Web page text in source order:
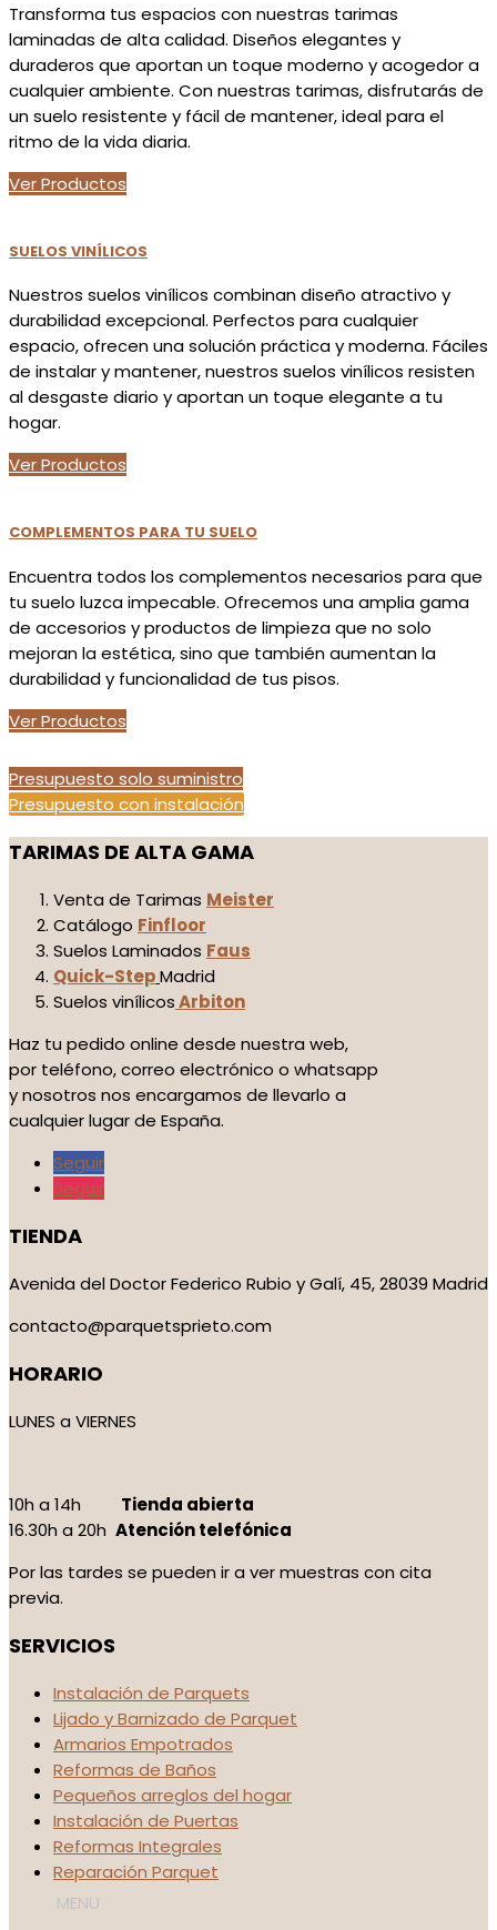
Transforma tus espacios con nuestras tarimas
laminadas de alta calidad. Diseños elegantes y
duraderos que aportan un toque moderno y acogedor a
cualquier ambiente. Con nuestras tarimas, disfrutarás de
un suelo resistente y fácil de mantener, ideal para el
ritmo de la vida diaria.
Ver Productos
SUELOS VINÍLICOS
Nuestros suelos vinílicos combinan diseño atractivo y
durabilidad excepcional. Perfectos para cualquier
espacio, ofrecen una solución práctica y moderna. Fáciles
de instalar y mantener, nuestros suelos vinílicos resisten
al desgaste diario y aportan un toque elegante a tu
hogar.
Ver Productos
COMPLEMENTOS PARA TU SUELO
Encuentra todos los complementos necesarios para que
tu suelo luzca impecable. Ofrecemos una amplia gama
de accesorios y productos de limpieza que no solo
mejoran la estética, sino que también aumentan la
durabilidad y funcionalidad de tus pisos.
Ver Productos
Presupuesto solo suministro
Presupuesto con instalación
TARIMAS DE ALTA GAMA
Venta de Tarimas Meister
Catálogo Finfloor
Suelos Laminados Faus
Quick-StepMadrid
Suelos vinílicosArbiton
Haz tu pedido online desde nuestra web,
por teléfono, correo electrónico o whatsapp
y nosotros nos encargamos de llevarlo a
cualquier lugar de España.
Seguir
Seguir
TIENDA
Avenida del Doctor Federico Rubio y Galí, 45, 28039 Madrid
contacto@parquetsprieto.com
HORARIO
LUNES a VIERNES
10h a 14h Tienda abierta
16.30h a 20h Atención telefónica
Por las tardes se pueden ir a ver muestras con cita
previa.
SERVICIOS
Instalación de Parquets
Lijado y Barnizado de Parquet
Armarios Empotrados
Reformas de Baños
Pequeños arreglos del hogar
Instalación de Puertas
Reformas Integrales
Reparación Parquet